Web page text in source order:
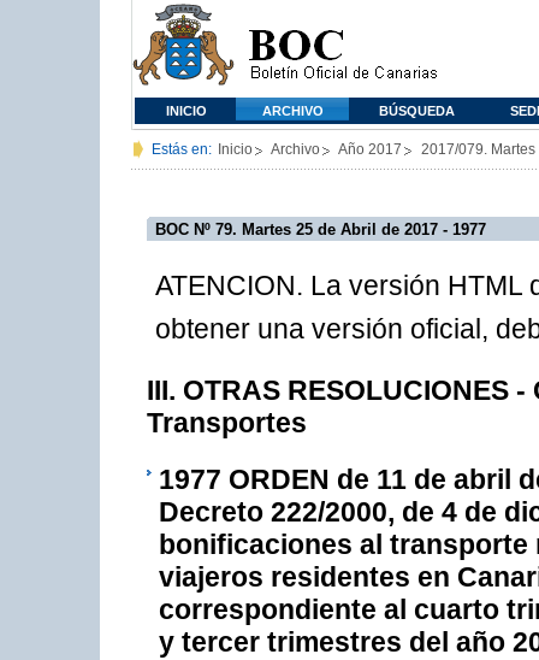
INICIO ARCHIVO BÚSQUEDA
Estás en: Inicio Archivo Año 2017 2017/079.
BOC Nº 79. Martes 25 de Abril de 2017 - 1977
ATENCION. La versión HTML
obtener una versión oficial,
III. OTRAS RESOLUCIONES
Transportes
1977 ORDEN de 11 de abril
Decreto 222/2000, de 4 de
bonificaciones al
viajeros residentes en
correspondiente al cuarto
y tercer trimestres del año